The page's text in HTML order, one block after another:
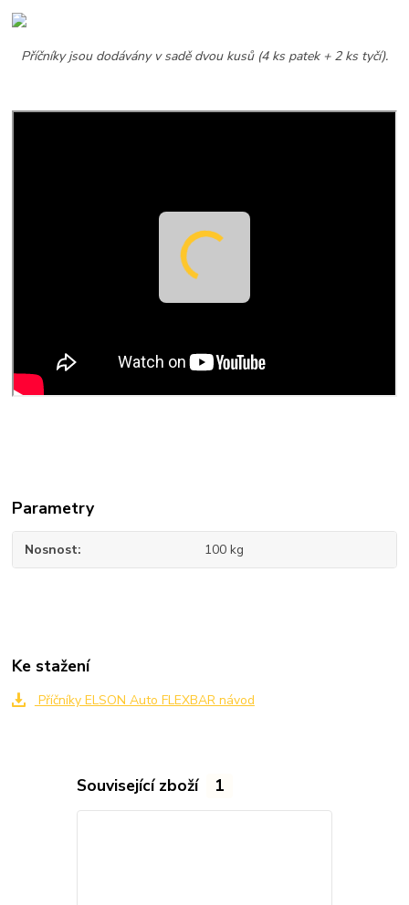
Příčníky jsou dodávány v sadě dvou kusů (4 ks patek + 2 ks tyčí).
Parametry
Nosnost 100 kg
Ke stažení
Příčníky ELSON Auto FLEXBAR návod
Související zboží 1